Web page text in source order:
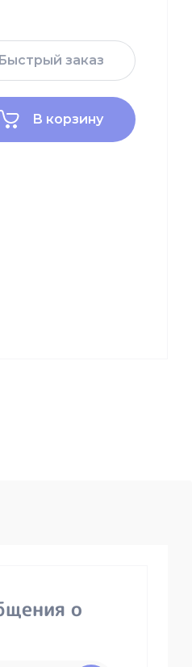
В корзину
Быстрый заказ
о